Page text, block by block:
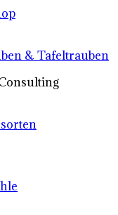
& Tafeltrauben